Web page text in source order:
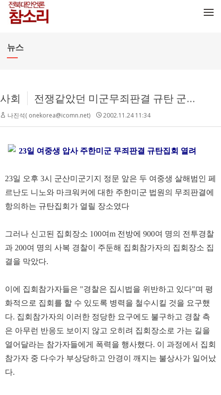
뉴스
사회 전쟁같았던 미군무죄판결 규탄 군산집회
나진석( onekorea@icomn.net) 2002.11.24 11:34
23일 여중생 압사 주한미군 무죄판결 규탄집회 열려
23일 오후 3시 군산미군기지 정문 앞은 두 여중생 살해범인 페
르난도 니노와 마크워커에 대한 주한미군 법원의 무죄판결에
항의하는 규탄집회가 열릴 장소였다
그러나 신고된 집회장소 100여m 전방에 900여 명의 전투경찰
과 200여 명의 사복 경찰이 주둔해 집회참가자의 집회장소 집
결을 막았다.
이에 집회참가자들은 "경찰은 집시법을 위반하고 있다"며 평
화적으로 집회를 할 수 있도록 병력을 철수시킬 것을 요구했
다. 집회참가자의 이러한 정당한 요구에도 불구하고 경찰 측
은 아무런 반응도 보이지 않고 오히려 집회장소로 가는 길을
열어달라는 참가자들에게 폭력을 행사했다. 이 과정에서 집회
참가자 중 다수가 부상당하고 안경이 깨지는 불상사가 일어났
다.